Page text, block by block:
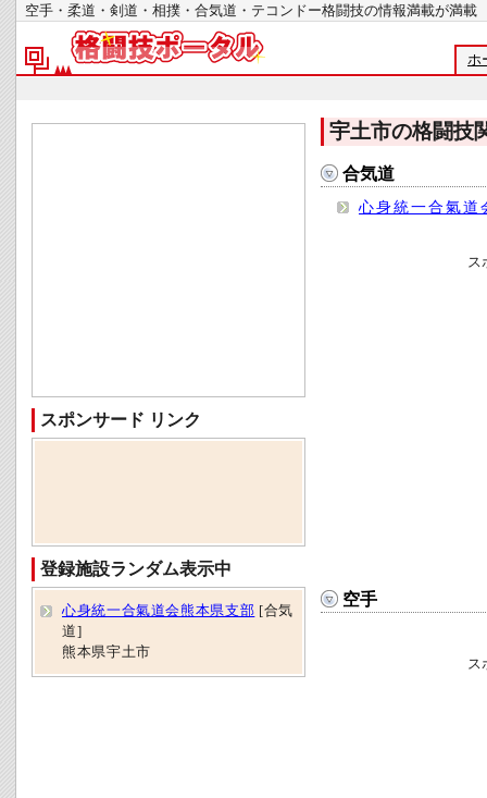
空手・柔道・剣道・相撲・合気道・テコンドー格闘技の情報満載が
ホ
宇土市の格闘技
合気道
心身統一合氣道
ス
空手
ス
スポンサード リンク
登録施設ランダム表示中
心身統一合氣道会熊本県支部 [合気
道]
熊本県宇土市